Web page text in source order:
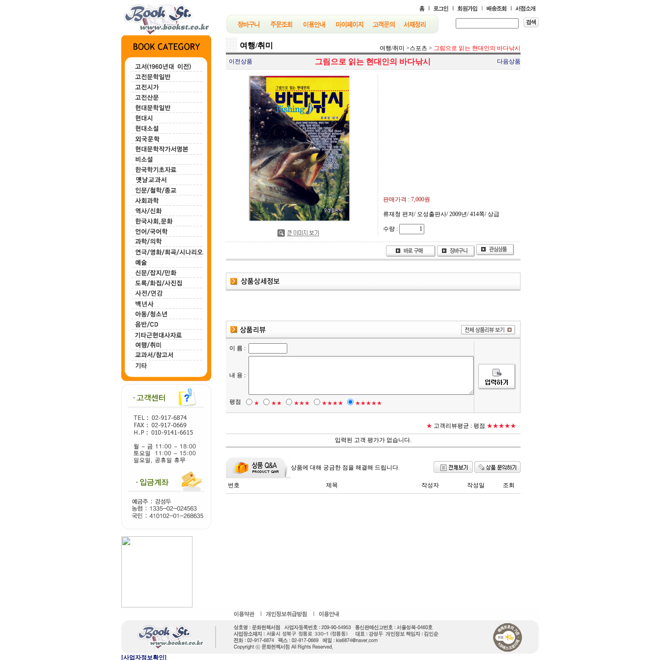
여행/취미 여행/취미 >스포츠 > 그림으로 읽는 현대인의 바다낚시
이전상품
그림으로 읽는 현대인의 바다낚시 다음상품
판매가격 : 7,000원
류재청 편저/ 오성출판사/ 2009년/ 414쪽/ 상급
수량 :
이 름 :
내 용 :
평점 ★ ★★ ★★★ ★★★★ ★★★★★
★ 고객리뷰평균 : 평점 ★★★★★
입력된 고객 평가가 없습니다.
상품에 대해 궁금한 점을 해결해 드립니다.
번호 제목 작성자 작성일 조회
[사업자정보확인]